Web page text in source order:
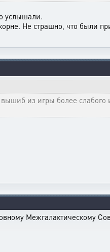
услышали.
Не страшно, что были
из игры более слабого
Межгалактическому